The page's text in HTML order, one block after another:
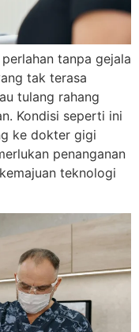
tanpa gejala
tak terasa
tulang rahang
Kondisi seperti ini
ke dokter gigi
penanganan
teknologi